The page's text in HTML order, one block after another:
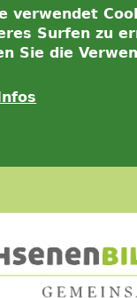
verwendet
Surfen zu
Sie die